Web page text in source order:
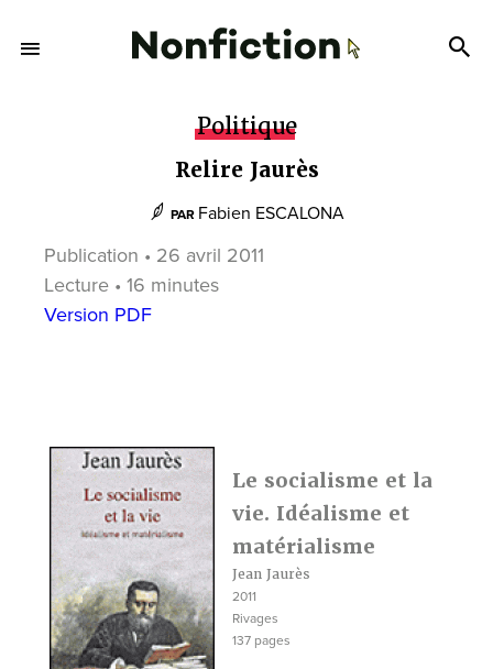
Politique
Relire Jaurès
PAR Fabien ESCALONA
Publication • 26 avril 2011
Lecture • 16 minutes
Version PDF
Le socialisme et la
vie. Idéalisme et
matérialisme
Jean Jaurès
2011
Rivages
137 pages